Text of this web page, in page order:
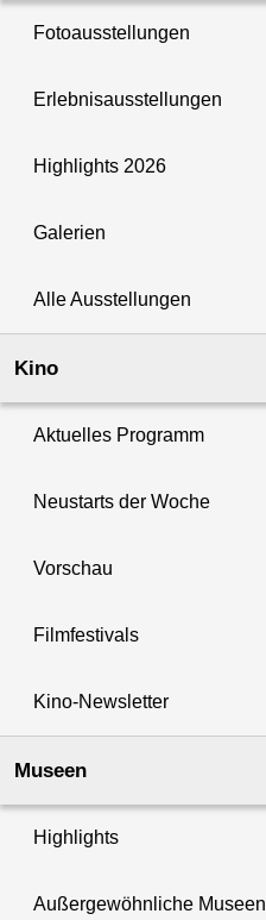
Fotoausstellungen
Erlebnisausstellungen
Highlights 2026
Galerien
Alle Ausstellungen
Kino
Aktuelles Programm
Neustarts der Woche
Vorschau
Filmfestivals
Kino-Newsletter
Museen
Highlights
Außergewöhnliche Museen